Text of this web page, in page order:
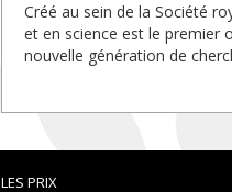
Créé au sein de la Société
et en science est le premier
nouvelle génération de
LES PRIX